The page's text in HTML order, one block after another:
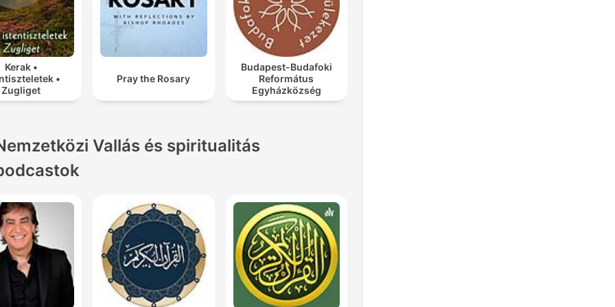
Kerak •
•
Zugliget
Pray the Rosary
Budapest-Budafoki
Református
Egyházközség
Vallás és spiritualitás